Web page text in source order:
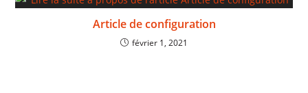
Article de configuration
février 1, 2021